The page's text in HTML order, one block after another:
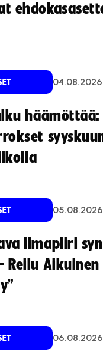
04.08.2026
häämöttää:
05.08.2026
ilmapiiri
Reilu
06.08.2026